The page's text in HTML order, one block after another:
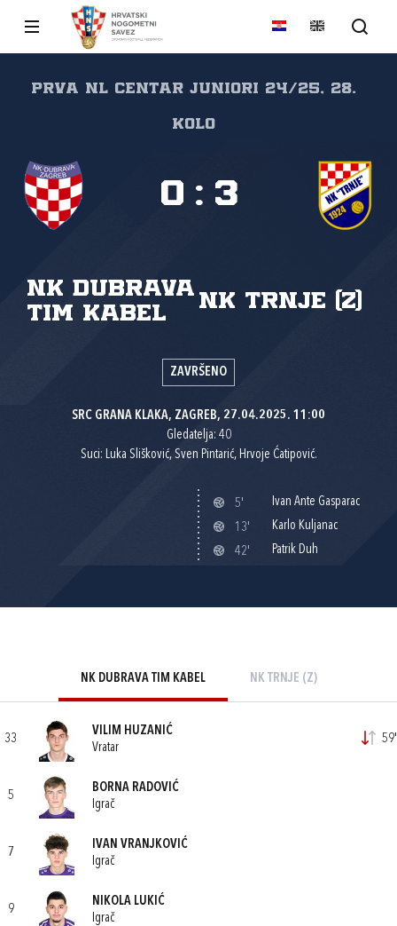
PRVA NL CENTAR JUNIORI 24/25, 28.
kolo
NK Dubrava
Tim Kabel
NK Trnje (Z)
0 : 3
ZAVRŠENO
SRC GRANA KLAKA, ZAGREB, 27.04.2025. 11:00
Gledatelja: 40
Suci: Luka Slišković, Sven Pintarić, Hrvoje Ćatipović.
5'
Ivan Ante Gasparac
13'
Karlo Kuljanac
42'
Patrik Duh
NK DUBRAVA TIM KABEL NK TRNJE (Z)
33
VILIM HUZANIĆ
Vratar
59'
5
BORNA RADOVIĆ
Igrač
7
IVAN VRANJKOVIĆ
Igrač
9
NIKOLA LUKIĆ
Igrač